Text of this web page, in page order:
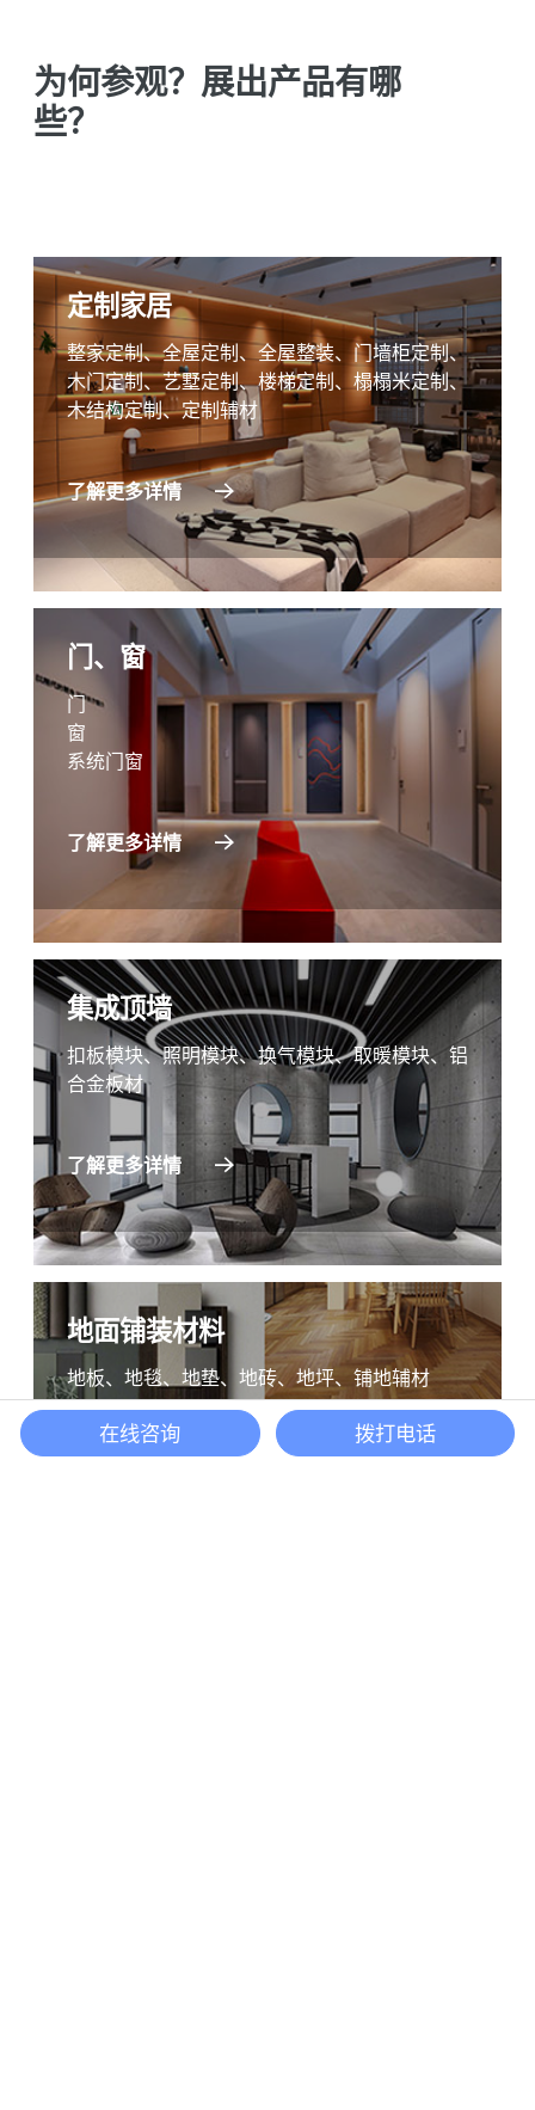
为何参观？展出产品有哪
些？
定制家居
整家定制、全屋定制、全屋整装、门墙柜定制、
木门定制、艺墅定制、楼梯定制、榻榻米定制、
木结构定制、定制辅材
了解更多详情
门、窗
门
窗
系统门窗
了解更多详情
集成顶墙
扣板模块、照明模块、换气模块、取暖模块、铝
合金板材
了解更多详情
地面铺装材料
地板、地毯、地垫、地砖、地坪、铺地辅材
了解更多详情
Back to
在线咨询 拨打电话